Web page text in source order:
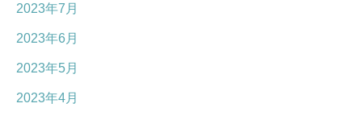
2023年7月
2023年6月
2023年5月
2023年4月